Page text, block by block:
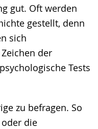
gut. Oft werden
gestellt, denn
sich
der
Tests
zu befragen. So
die